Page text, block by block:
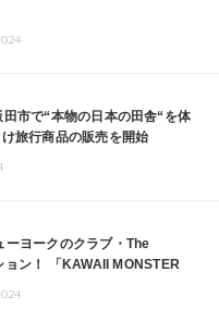
市で“本物の日本の田舎“を体
旅行商品の販売を開始
ヨークのクラブ・The
ン！ 「KAWAII MONSTER